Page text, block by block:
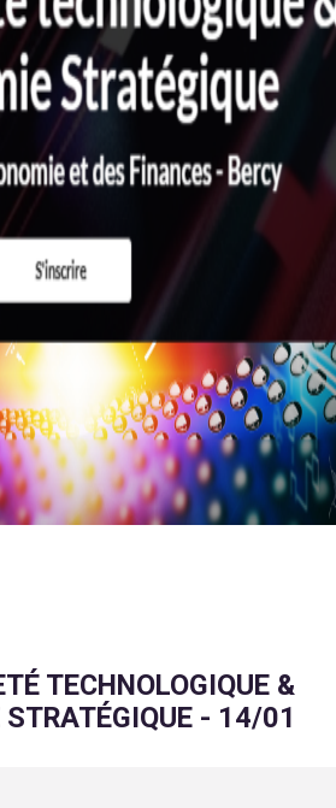
TECHNOLOGIQUE &
- 14/01